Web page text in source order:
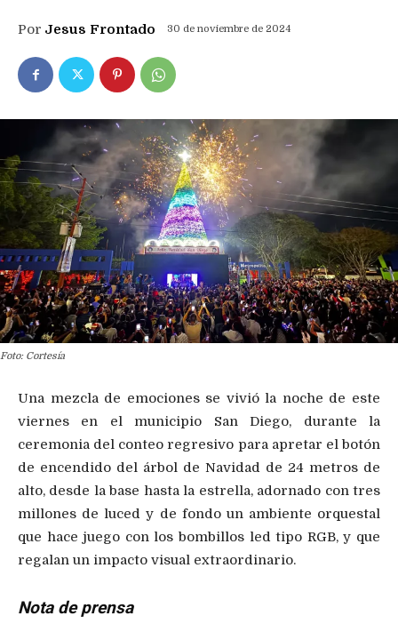
Por Jesus Frontado 30 de noviembre de 2024
Foto: Cortesía
Una mezcla de emociones se vivió la noche de este
viernes en el municipio San Diego, durante la
ceremonia del conteo regresivo para apretar el botón
de encendido del árbol de Navidad de 24 metros de
alto, desde la base hasta la estrella, adornado con tres
millones de luced y de fondo un ambiente orquestal
que hace juego con los bombillos led tipo RGB, y que
regalan un impacto visual extraordinario.
Nota de prensa